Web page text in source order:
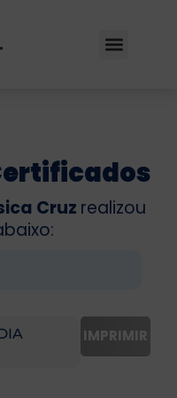
Cruz realizou
IMPRIMIR